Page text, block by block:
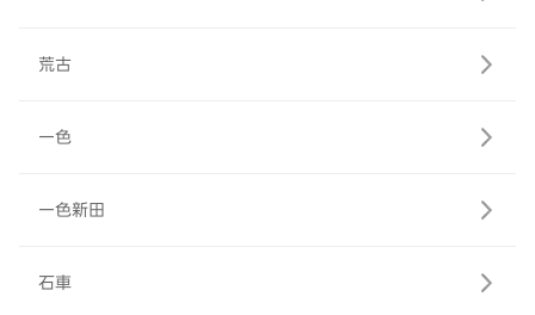
荒古
一色
一色新田
石車